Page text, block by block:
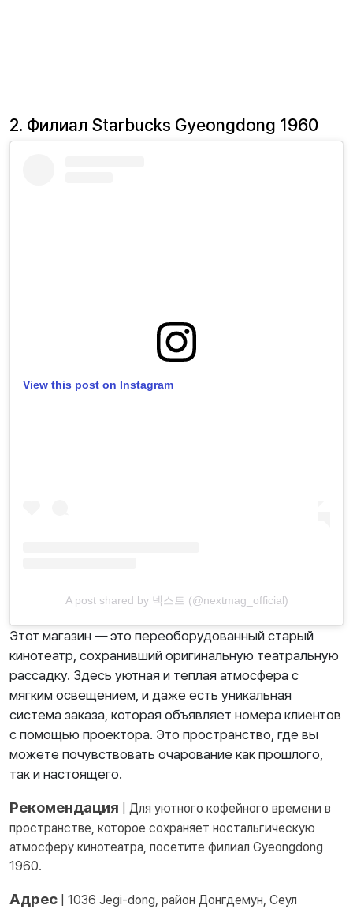
2. Филиал Starbucks Gyeongdong 1960
View this post on Instagram
A post shared by 넥스트 (@nextmag_official)
Этот магазин — это переоборудованный старый
кинотеатр, сохранивший оригинальную театральную
рассадку. Здесь уютная и теплая атмосфера с
мягким освещением, и даже есть уникальная
система заказа, которая объявляет номера клиентов
с помощью проектора. Это пространство, где вы
можете почувствовать очарование как прошлого,
так и настоящего.
Рекомендация | Для уютного кофейного времени в
пространстве, которое сохраняет ностальгическую
атмосферу кинотеатра, посетите филиал Gyeongdong
1960.
Адрес | 1036 Jegi-dong, район Донгдемун, Сеул